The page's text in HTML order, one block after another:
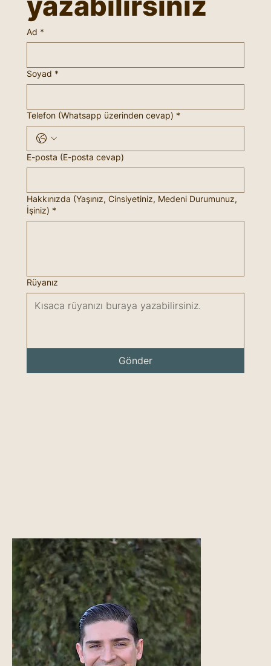
Ad *
Soyad *
Telefon (Whatsapp üzerinden cevap) *
E-posta (E-posta cevap)
Hakkınızda (Yaşınız, Cinsiyetiniz, Medeni Durumunuz,
İşiniz) *
Rüyanız
Gönder